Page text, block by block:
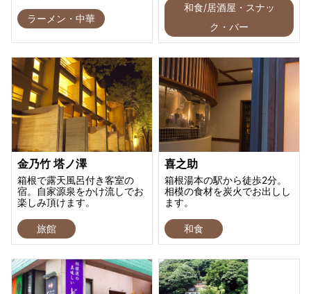
ラーメン・中華
和食/居酒屋・スナッ
ク・バー
金乃竹 塔ノ澤
箱根で露天風呂付き客室の
宿。自家源泉をかけ流しでお
楽しみ頂けます。
旅館
喜之助
箱根湯本の駅から徒歩2分。
相模の食材を炭火でお出しし
ます。
和食